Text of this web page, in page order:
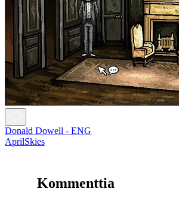
Donald Dowell - ENG
AprilSkies
Kommenttia